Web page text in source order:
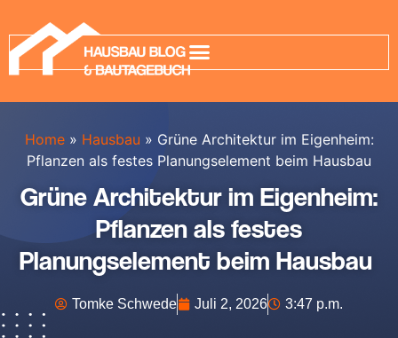
Home » Hausbau » Grüne Architektur im Eigenheim:
Pflanzen als festes Planungselement beim Hausbau
Grüne Architektur im Eigenheim:
Pflanzen als festes
Planungselement beim Hausbau
Tomke Schwede Juli 2, 2026 3:47 p.m.